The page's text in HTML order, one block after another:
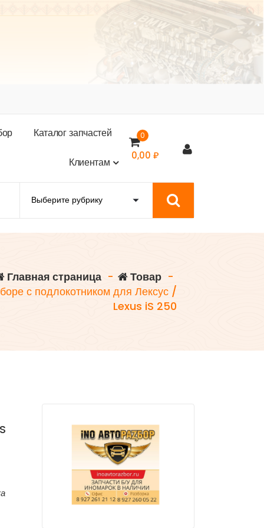
ор Каталогзапчастей
Клиентам
0
0,00 ₽
Главная страница - Товар -
с подлокотником для Лексус /
Lexus iS 250